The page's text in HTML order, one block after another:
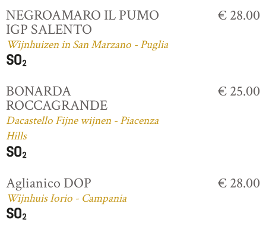
NEGROAMARO IL PUMO
IGP SALENTO
Wijnhuizen in San Marzano - Puglia
€ 28.00
BONARDA
ROCCAGRANDE
Dacastello Fijne wijnen - Piacenza
Hills
€ 25.00
Aglianico DOP
Wijnhuis Iorio - Campania
€ 28.00